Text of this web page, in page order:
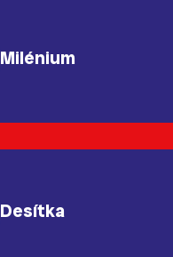
Milénium
Desítka